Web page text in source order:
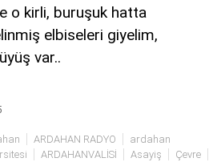
o kirli, buruşuk hatta
elbiseleri giyelim,
var..
ARDAHAN RADYO
ardahan
ARDAHANVALİSİ Asayiş
Çevre